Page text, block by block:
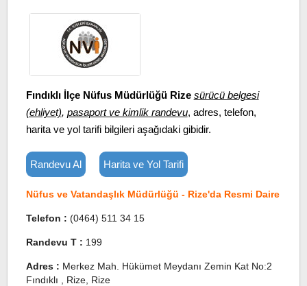
Fındıklı İlçe Nüfus Müdürlüğü Rize sürücü belgesi
(ehliyet), pasaport ve kimlik randevu, adres, telefon,
harita ve yol tarifi bilgileri aşağıdaki gibidir.
Randevu Al Harita ve Yol Tarifi
Nüfus ve Vatandaşlık Müdürlüğü - Rize'da Resmi Daire
Telefon : (0464) 511 34 15
Randevu T : 199
Adres : Merkez Mah. Hükümet Meydanı Zemin Kat No:2
Fındıklı , Rize, Rize